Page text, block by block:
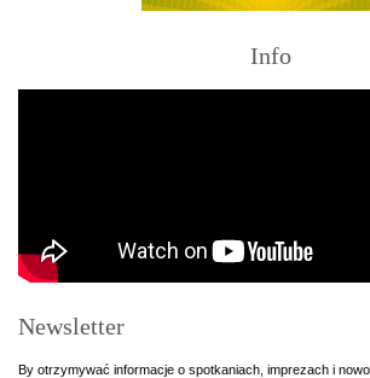
Info
Newsletter
By otrzymywać informacje o spotkaniach, imprezach i